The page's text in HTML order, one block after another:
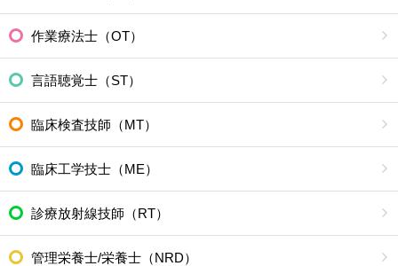
作業療法士（OT）
言語聴覚士（ST）
臨床検査技師（MT）
臨床工学技士（ME）
診療放射線技師（RT）
管理栄養士/栄養士（NRD）